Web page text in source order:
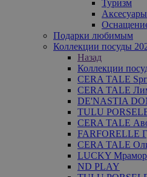
Туризм
Подарки любимым
Коллекции посуды
Назад
Коллекции
CERA TALE
CERA TALE
DE'NASTIA
TULU
CERA TALE
FARFORELLE
CERA TALE
LUCKY Мрамор
ND PLAY